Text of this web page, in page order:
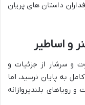
داستان های پریان
و اساطیر
و سرشار از جزئیات و
به پایان نرسید، اما
بلندپروازانه